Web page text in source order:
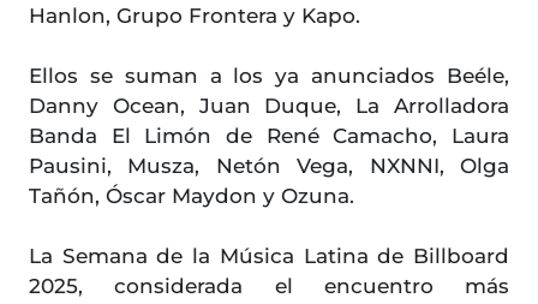
Hanlon, Grupo Frontera y Kapo.
Ellos se suman a los ya anunciados Beéle,
Danny Ocean, Juan Duque, La Arrolladora
Banda El Limón de René Camacho, Laura
Pausini, Musza, Netón Vega, NXNNI, Olga
Tañón, Óscar Maydon y Ozuna.
La Semana de la Música Latina de Billboard
2025, considerada el encuentro más